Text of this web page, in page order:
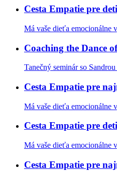
Cesta Empatie pre
Má vaše dieťa emocionálne
Coaching the Dance
Tanečný seminár so
Cesta Empatie pre
Má vaše dieťa emocionálne
Cesta Empatie pre
Má vaše dieťa emocionálne
Cesta Empatie pre